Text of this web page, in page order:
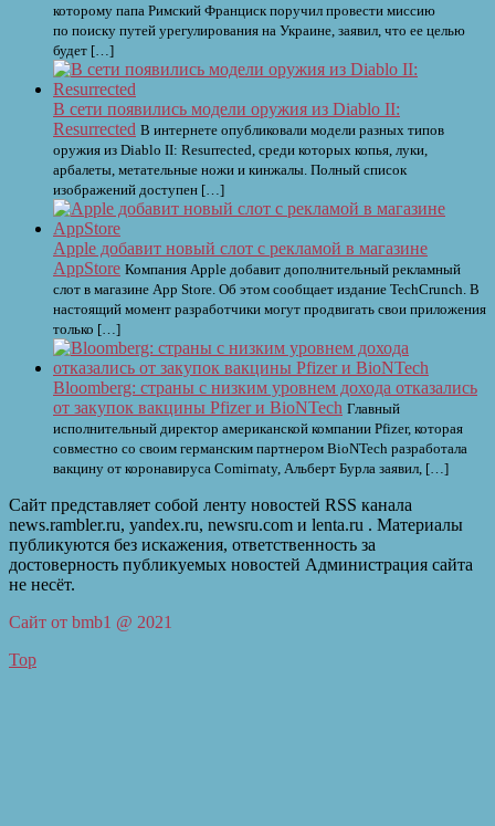
которому папа Римский Франциск поручил провести миссию
по поиску путей урегулирования на Украине, заявил, что ее целью
будет […]
В сети появились модели оружия из Diablo II:
Resurrected В интернете опубликовали модели разных типов
оружия из Diablo II: Resurrected, среди которых копья, луки,
арбалеты, метательные ножи и кинжалы. Полный список
изображений доступен […]
Apple добавит новый слот с рекламой в магазине
AppStore Компания Apple добавит дополнительный рекламный
слот в магазине App Store. Об этом сообщает издание TechCrunch. В
настоящий момент разработчики могут продвигать свои приложения
только […]
Bloomberg: страны с низким уровнем дохода отказались
от закупок вакцины Pfizer и BioNTech Главный
исполнительный директор американской компании Pfizer, которая
совместно со своим германским партнером BioNTech разработала
вакцину от коронавируса Comirnaty, Альберт Бурла заявил, […]
Сайт представляет собой ленту новостей RSS канала
news.rambler.ru, yandex.ru, newsru.com и lenta.ru . Материалы
публикуются без искажения, ответственность за
достоверность публикуемых новостей Администрация сайта
не несёт.
Сайт от bmb1 @ 2021
Top